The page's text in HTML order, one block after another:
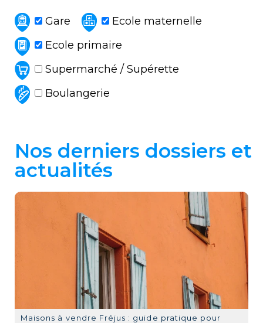
Gare
Ecole maternelle
Ecole primaire
Supermarché / Supérette
Boulangerie
Nos derniers dossiers et
actualités
Maisons à vendre Fréjus : guide pratique pour